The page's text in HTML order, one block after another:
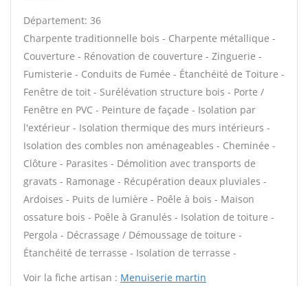
Département: 36
Charpente traditionnelle bois - Charpente métallique -
Couverture - Rénovation de couverture - Zinguerie -
Fumisterie - Conduits de Fumée - Étanchéité de Toiture -
Fenêtre de toit - Surélévation structure bois - Porte /
Fenêtre en PVC - Peinture de façade - Isolation par
l'extérieur - Isolation thermique des murs intérieurs -
Isolation des combles non aménageables - Cheminée -
Clôture - Parasites - Démolition avec transports de
gravats - Ramonage - Récupération deaux pluviales -
Ardoises - Puits de lumière - Poêle à bois - Maison
ossature bois - Poêle à Granulés - Isolation de toiture -
Pergola - Décrassage / Démoussage de toiture -
Étanchéité de terrasse - Isolation de terrasse -
Voir la fiche artisan : Menuiserie martin